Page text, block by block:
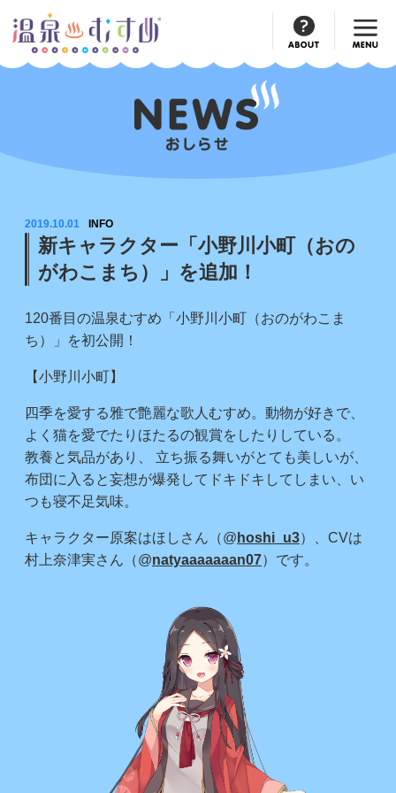
Official
Account
2019.10.01 INFO
新キャラクター「小野川小町（おの
がわこまち）」を追加！
120番目の温泉むすめ「小野川小町（おのがわこま
ち）」を初公開！
【小野川小町】
四季を愛する雅で艶麗な歌人むすめ。動物が好きで、
よく猫を愛でたりほたるの観賞をしたりしている。
教養と気品があり、 立ち振る舞いがとても美しいが、
布団に入ると妄想が爆発してドキドキしてしまい、い
つも寝不足気味。
キャラクター原案はほしさん（@ hoshi_u3）、CVは
村上奈津実さん（@natyaaaaaaan07）です。